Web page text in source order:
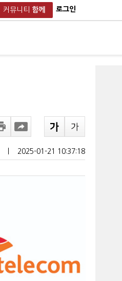
커뮤니티 함께 로그인
2025-01-21 10:37:18